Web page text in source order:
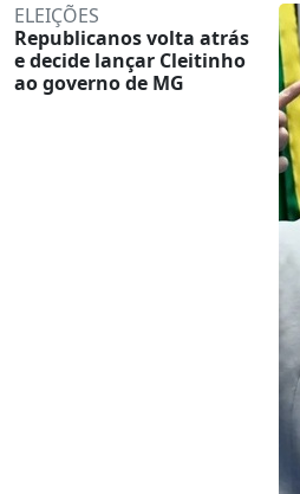
ELEIÇÕES
Republicanos volta atrás
e decide lançar Cleitinho
ao governo de MG